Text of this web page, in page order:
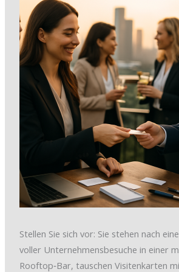
Stellen Sie sich vor: Sie stehen nach
voller Unternehmensbesuche in einer
Rooftop‑Bar, tauschen Visitenkarten